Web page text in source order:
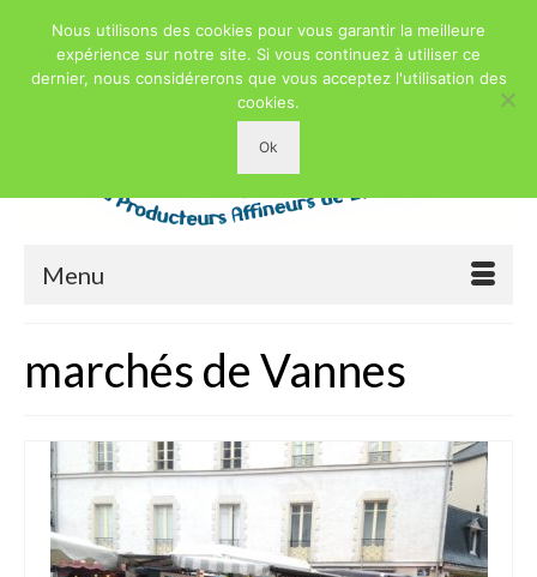
Menu
marchés de Vannes
Nous utilisons des cookies pour vous garantir la meilleure
expérience sur notre site. Si vous continuez à utiliser ce
dernier, nous considérerons que vous acceptez l'utilisation des
cookies.
Ok